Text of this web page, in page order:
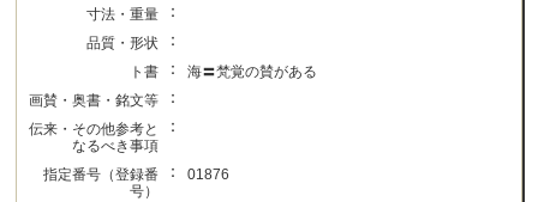
寸法・重量
：
品質・形状 ：
ト書 ：
海〓梵覚の賛がある
画賛・奥書・銘文等
：
伝来・その他参考と
なるべき事項
：
指定番号（登録番
号）
： 01876